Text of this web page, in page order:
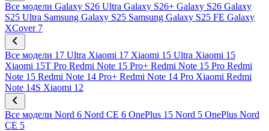
Все модели Galaxy S26 Ultra Galaxy S26+ Galaxy S26 Galaxy
S25 Ultra Samsung Galaxy S25 Samsung Galaxy S25 FE Galaxy
XCover 7
Все модели 17 Ultra Xiaomi 17 Xiaomi 15 Ultra Xiaomi 15
Xiaomi 15T Pro Redmi Note 15 Pro+ Redmi Note 15 Pro Redmi
Note 15 Redmi Note 14 Pro+ Redmi Note 14 Pro Xiaomi Redmi
Note 14S Xiaomi 12
Все модели Nord 6 Nord CE 6 OnePlus 15 Nord 5 OnePlus Nord
CE 5